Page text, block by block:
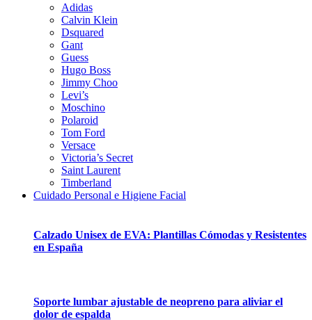
Adidas
Calvin Klein
Dsquared
Gant
Guess
Hugo Boss
Jimmy Choo
Levi’s
Moschino
Polaroid
Tom Ford
Versace
Victoria’s Secret
Saint Laurent
Timberland
Cuidado Personal e Higiene Facial
Calzado Unisex de EVA: Plantillas Cómodas y Resistentes
en España
Soporte lumbar ajustable de neopreno para aliviar el
dolor de espalda